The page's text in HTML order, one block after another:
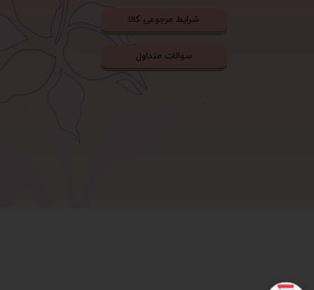
شرایط مرجوعی کالا
سوالات متداول